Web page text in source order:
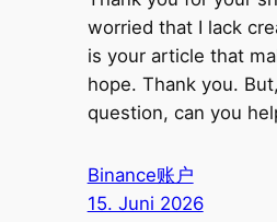
worried that I lack
is your article that
hope. Thank you.
question, can you
Binance账户
15. Juni 2026